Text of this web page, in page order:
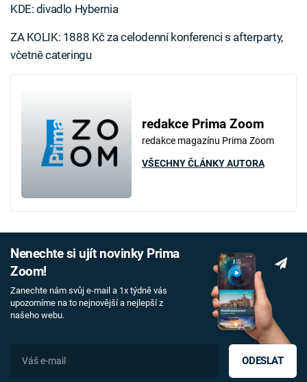
KDE: divadlo Hybernia
ZA KOLIK: 1888 Kč za celodenní konferenci s afterparty,
včetně cateringu
redakce Prima Zoom
redakce magazínu Prima Zoom
VŠECHNY ČLÁNKY AUTORA
Nenechte si ujít novinky Prima
Zoom!
Zanechte nám svůj e-mail a 1x týdně vás
upozorníme na to nejnovější a nejlepší z
našeho webu.
ODESLAT